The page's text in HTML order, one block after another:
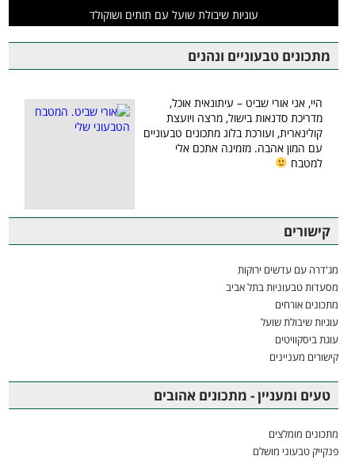
עוגיות שיבולת שועל עם תותים ושוקולד
מתכונים טבעוניים ונהנים
היי, אני אורי שביט – עיתונאית אוכל,
מדריכת סדנאות בישול, מרצה ויועצת
קולינארית, ועורכת בלוג מתכונים טבעוניים
עם המון אהבה. מזמינה אתכם אלי
למטבח
קישורים
מג'דרה עם עדשים ירוקות
מסעדות טבעוניות בתל אביב
מתכונים אורחים
עוגיות שיבולת שועל
עוגת ביסקוויטים
קישורים מעניינים
טעים ומעניין - מתכונים אהובים
מתכונים מומלצים
פנקייק טבעוני מושלם